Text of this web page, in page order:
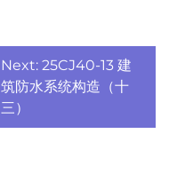
Next: 25CJ40-13 建
筑防水系统构造（十
三）